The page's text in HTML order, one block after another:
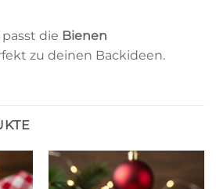
passt die Bienen
zu deinen Backideen.